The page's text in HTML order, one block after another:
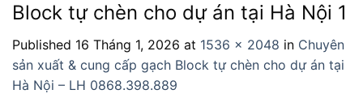
Block tự chèn cho dự án tại Hà Nội 1
Published 16 Tháng 1, 2026 at 1536 × 2048 in Chuyên
sản xuất & cung cấp gạch Block tự chèn cho dự án tại
Hà Nội – LH 0868.398.889